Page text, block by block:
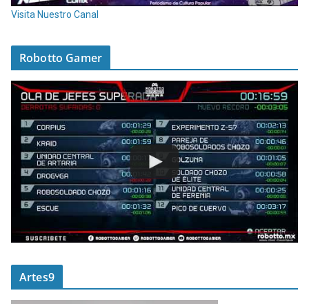
Visita Nuestro Canal
Robotto Gamer
Artes9